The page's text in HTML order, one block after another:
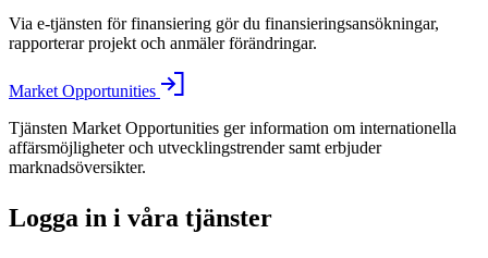
Via e-tjänsten för finansiering gör du finansieringsansökningar,
rapporterar projekt och anmäler förändringar.
Market Opportunities
Tjänsten Market Opportunities ger information om internationella
affärsmöjligheter och utvecklingstrender samt erbjuder
marknadsöversikter.
Logga in i våra tjänster